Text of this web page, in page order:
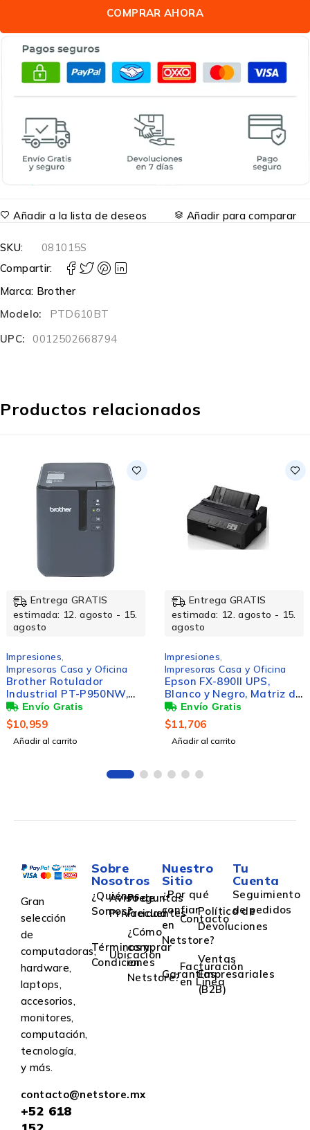
COMPRAR AHORA
Añadir a la lista de deseos Añadir para comparar
SKU:
081015S
Compartir:
Marca: Brother
Modelo:
PTD610BT
UPC:
0012502668794
Productos relacionados
Entrega GRATIS
estimada: 12. agosto - 15.
agosto
Impresiones
Impresoras Casa y Oficina
Epson FX-890II UPS,
Blanco y Negro, Matriz de
Puntos, 9 Pines,
Paralelo/USB 2.0, Print
$11,706
Añadir al carrito
Entrega GRATIS
estimada: 12. agosto -
agosto
Impresiones
HP INC MFC SMART
585 12PPM USB COLOR
$5,139
$4,139
Añadir al carrito
Gran
selección
de
computadoras,
hardware,
laptops,
accesorios,
monitores,
computación,
tecnología,
y más.
contacto@netstore.mx
+52 618
Sobre
Nosotros
¿Quiénes
Somos?
Aviso de
Privacidad
Preguntas
Frecuentes
Términos y
Condiciones
Ubicación
¿Cómo
comprar
en
Netstore?
Nuestro
Sitio
¿Por qué
confiar
en
Netstore?
Contacto
Política de
Devoluciones
Garantías
Facturación
en Linea
Ventas
Empresariales
(B2B)
Tu
Cuenta
Seguimiento
de pedidos